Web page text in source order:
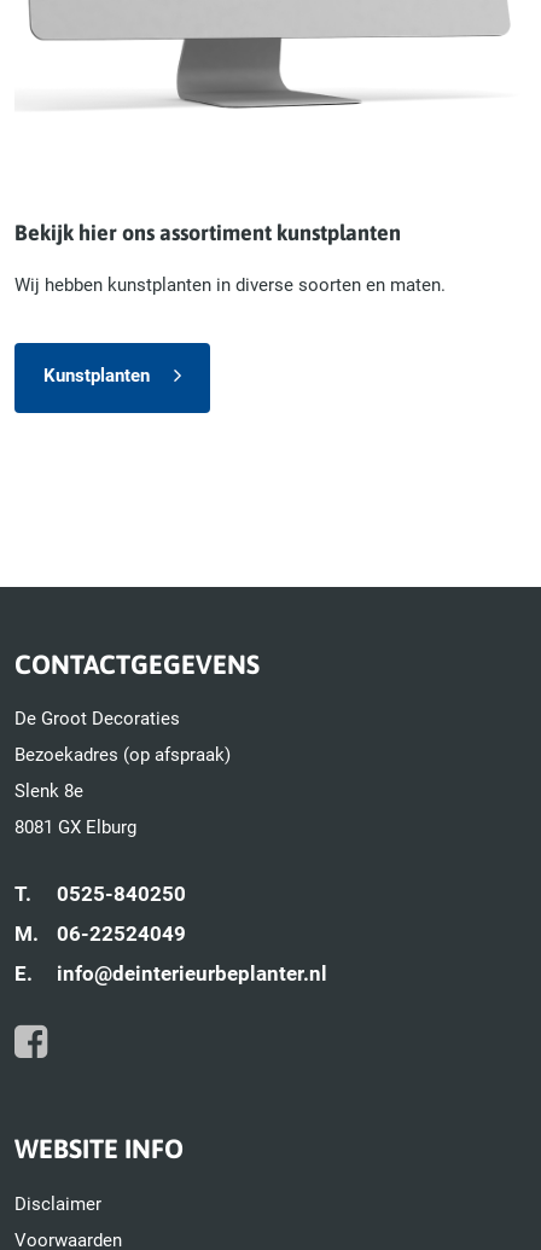
Bekijk hier ons assortiment kunstplanten
Wij hebben kunstplanten in diverse soorten en maten.
Kunstplanten
CONTACTGEGEVENS
De Groot Decoraties
Bezoekadres (op afspraak)
Slenk 8e
8081 GX Elburg
T.
0525-840250
M.
06-22524049
E.
info@deinterieurbeplanter.nl
WEBSITE INFO
Disclaimer
Voorwaarden